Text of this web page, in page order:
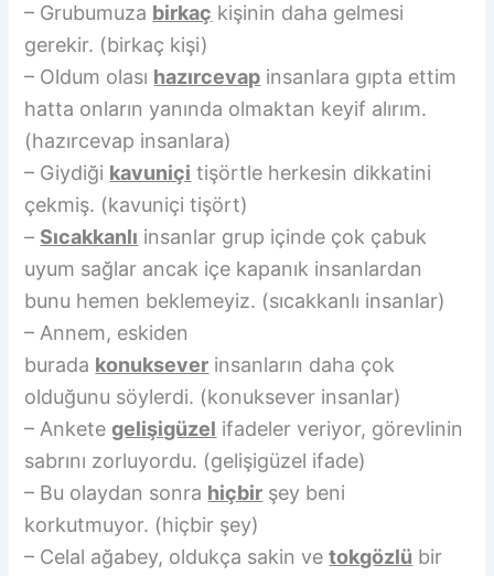
– Grubumuza birkaç kişinin daha gelmesi
gerekir. (birkaç kişi)
– Oldum olası hazırcevap insanlara gıpta ettim
hatta onların yanında olmaktan keyif alırım.
(hazırcevap insanlara)
– Giydiği kavuniçi tişörtle herkesin dikkatini
çekmiş. (kavuniçi tişört)
– Sıcakkanlı insanlar grup içinde çok çabuk
uyum sağlar ancak içe kapanık insanlardan
bunu hemen beklemeyiz. (sıcakkanlı insanlar)
– Annem, eskiden
burada konuksever insanların daha çok
olduğunu söylerdi. (konuksever insanlar)
– Anketegelişigüzel ifadeler veriyor, görevlinin
sabrını zorluyordu. (gelişigüzel ifade)
– Bu olaydan sonra hiçbir şey beni
korkutmuyor. (hiçbir şey)
– Celal ağabey, oldukça sakin vetokgözlü bir